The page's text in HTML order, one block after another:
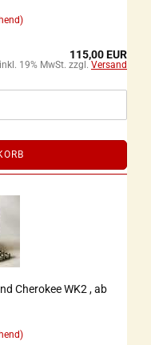
115,00 EUR
inkl. 19% MwSt. zzgl. Versand
Cherokee WK2 , ab